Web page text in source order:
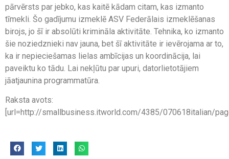
pārvērsts par jebko, kas kaitē kādam citam, kas izmanto
tīmekli. Šo gadījumu izmeklē ASV Federālais izmeklēšanas
birojs, jo šī ir absolūti krimināla aktivitāte. Tehnika, ko izmanto
šie noziedznieki nav jauna, bet šī aktivitāte ir ievērojama ar to,
ka ir nepieciešamas lielas ambīcijas un koordinācija, lai
paveiktu ko tādu. Lai nekļūtu par upuri, datorlietotājiem
jāatjaunina programmatūra.
Raksta avots:
[url=http://smallbusiness.itworld.com/4385/070618italian/